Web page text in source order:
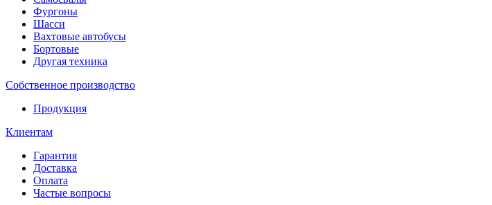
Фургоны
Шасси
Вахтовые автобусы
Бортовые
Другая техника
Собственное производство
Продукция
Клиентам
Гарантия
Доставка
Оплата
Частые вопросы